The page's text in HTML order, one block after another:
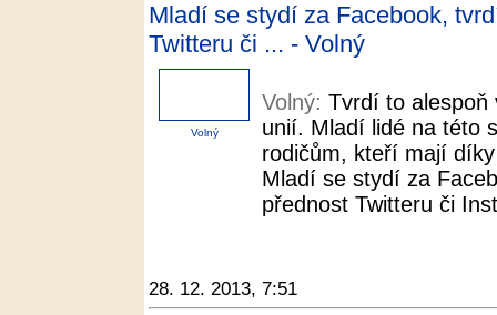
Mladí se stydí za Facebook,
Twitteru či ... - Volný
Volný
Volný: Tvrdí to alespoň
unií. Mladí lidé na této
rodičům, kteří mají
Mladí se stydí za
přednost Twitteru či
28. 12. 2013, 7:51